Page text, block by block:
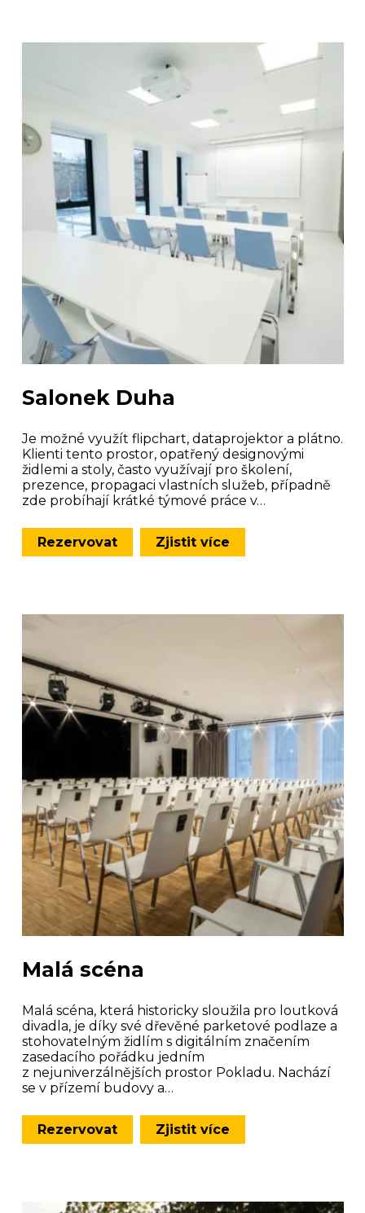
Salonek Duha
Je možné využít flipchart, dataprojektor a plátno.
Klienti tento prostor, opatřený designovými
židlemi a stoly, často využívají pro školení,
prezence, propagaci vlastních služeb, případně
zde probíhají krátké týmové práce v…
Rezervovat Zjistit více
Malá scéna
Malá scéna, která historicky sloužila pro loutková
divadla, je díky své dřevěné parketové podlaze a
stohovatelným židlím s digitálním značením
zasedacího pořádku jedním
z nejuniverzálnějších prostor Pokladu. Nachází
se v přízemí budovy a…
Rezervovat Zjistit více